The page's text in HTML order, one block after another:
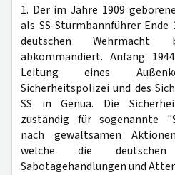
1. Der im Jahre 1909
als SS-Sturmbannführer Ende
deutschen Wehrmacht
abkommandiert. Anfang
Leitung eines
Sicherheitspolizei und des
SS in Genua. Die
zuständig für sogenannte
nach gewaltsamen
welche die
Sabotagehandlungen und